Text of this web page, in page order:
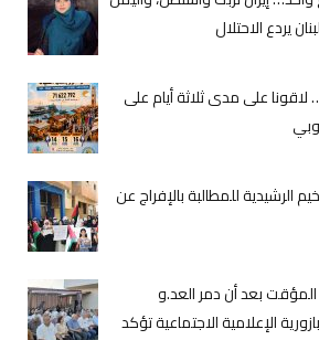
يردع الاحتلال
لاقونا على مدى ثلاثة أيام على
للمطالبة بالإفراج عن
المؤقت بعد أن دمر العد.و
الإعلامية الاجتماعية تؤكد